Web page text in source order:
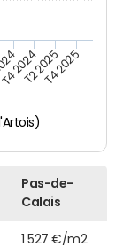
T4 2024T2 2025T4 2025
Pas-de-
Calais
1 527 €/m2